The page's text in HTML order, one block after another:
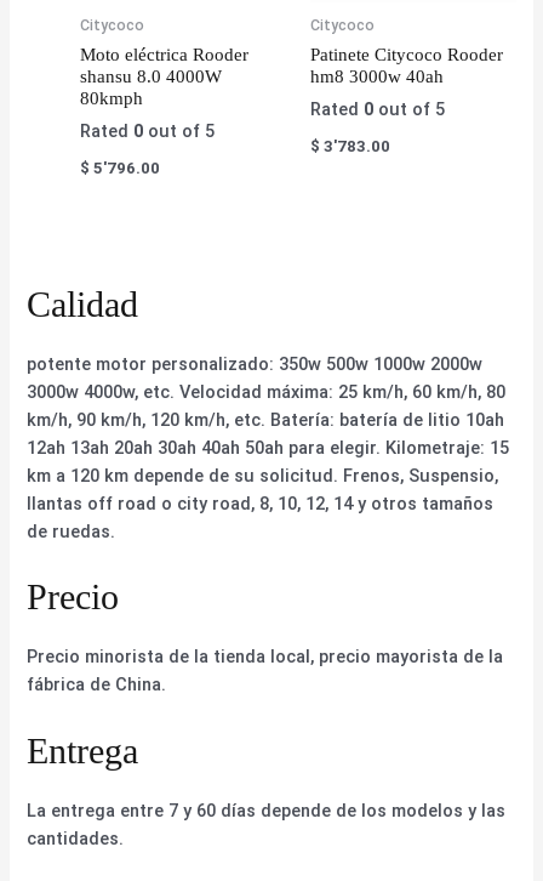
Citycoco
Moto eléctrica Rooder
shansu 8.0 4000W
80kmph
Rated 0 out of 5
$ 5'796.00
Citycoco
Patinete Citycoco Rooder
hm8 3000w 40ah
Rated 0out of 5
$ 3'783.00
Calidad
potente motor personalizado: 350w 500w 1000w 2000w
3000w 4000w, etc. Velocidad máxima: 25 km/h, 60 km/h, 80
km/h, 90 km/h, 120 km/h, etc. Batería: batería de litio 10ah
12ah 13ah 20ah 30ah 40ah 50ah para elegir. Kilometraje: 15
km a 120 km depende de su solicitud. Frenos, Suspensio,
llantas off road o city road, 8, 10, 12, 14 y otros tamaños
de ruedas.
Precio
Precio minorista de la tienda local, precio mayorista de la
fábrica de China.
Entrega
La entrega entre 7 y 60 días depende de los modelos y las
cantidades.